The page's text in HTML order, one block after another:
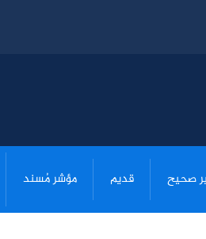
صحيح قديم مؤشر مُسند